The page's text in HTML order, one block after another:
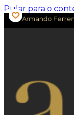
Pular para o
Av. Armando